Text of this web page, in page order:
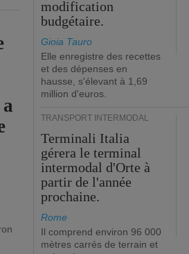
modification
budgétaire.
Gioia Tauro
Elle enregistre des recettes
et des dépenses en
hausse, s'élevant à 1,69
million d'euros.
TRANSPORT INTERMODAL
Terminali Italia
gérera le terminal
intermodal d'Orte à
partir de l'année
prochaine.
Rome
Il comprend environ 96 000
mètres carrés de terrain et